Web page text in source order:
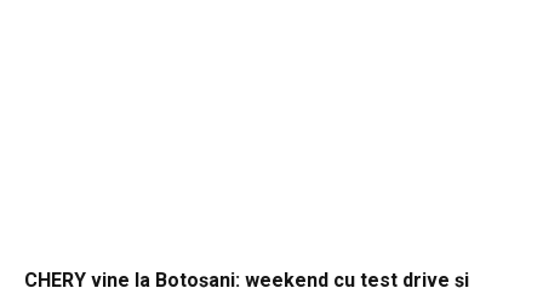
CHERY vine la Botoșani: weekend cu test drive și